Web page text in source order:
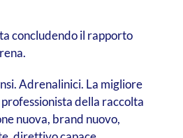
concludendo il rapporto
Adrenalinici. La migliore
della raccolta
nuova, brand nuovo,